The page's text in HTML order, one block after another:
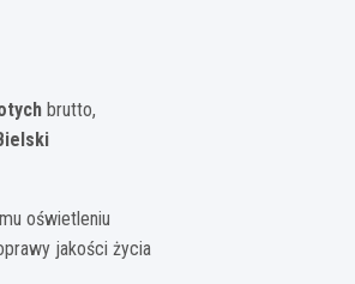
brutto,
oświetleniu
jakości życia